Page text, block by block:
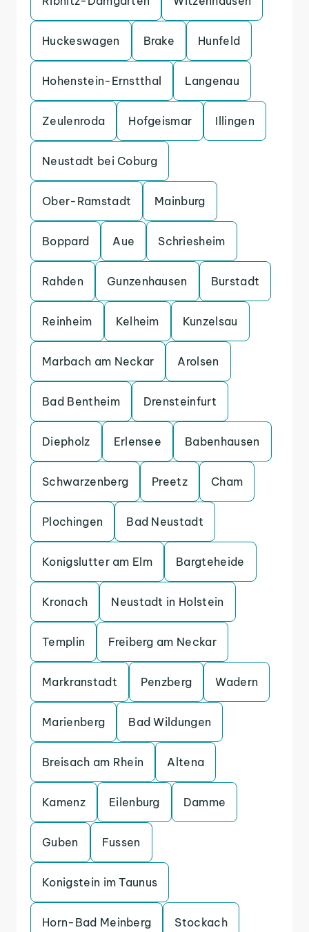
Huckeswagen Brake Hunfeld
Hohenstein-Ernstthal Langenau
Zeulenroda Hofgeismar Illingen
Neustadt bei Coburg
Ober-Ramstadt Mainburg
Boppard Aue Schriesheim
Rahden Gunzenhausen Burstadt
Reinheim Kelheim Kunzelsau
Marbach am Neckar Arolsen
Bad Bentheim Drensteinfurt
Diepholz Erlensee Babenhausen
Schwarzenberg Preetz Cham
Plochingen Bad Neustadt
Konigslutter am Elm Bargteheide
Kronach Neustadt in Holstein
Templin Freiberg am Neckar
Markranstadt Penzberg Wadern
Marienberg Bad Wildungen
Breisach am Rhein Altena
Kamenz Eilenburg Damme
Guben Fussen
Konigstein im Taunus
Horn-Bad Meinberg Stockach